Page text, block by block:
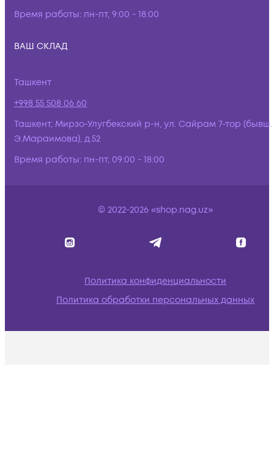
Время работы: пн-пт, 9:00 - 18:00
ВАШ СКЛАД
Ташкент
+998 55 508 06 60
Ташкент, Мирзо-Улугбекский р-н, ул. Сайрам 7-тор (бывш.
Э.Мараимова), д.52
Время работы: пн-пт, 09:00 - 18:00
© 2022-2026 «shop.nag.uz»
Политика конфиденциальности
Политика обработки персональных данных